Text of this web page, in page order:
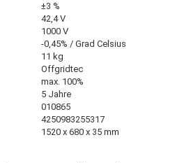
±3 %
42,4 V
1000 V
-0,45% / Grad Celsius
11 kg
Offgridtec
max. 100%
5 Jahre
010865
4250983255317
1520 x 680 x 35 mm